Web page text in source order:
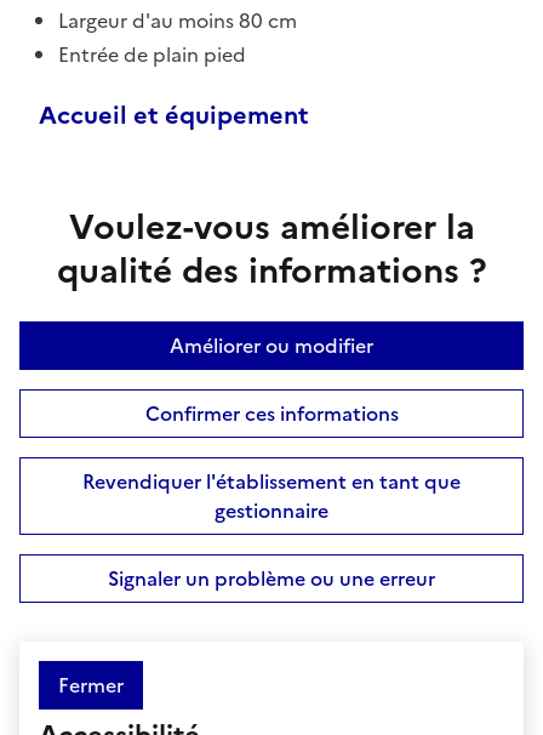
Largeur d'au moins 80 cm
Entrée de plain pied
Accueil et équipement
Voulez-vous améliorer la
qualité des informations ?
Améliorer ou modifier
Confirmer ces informations
Revendiquer l'établissement en tant que
gestionnaire
Signaler un problème ou une erreur
Fermer